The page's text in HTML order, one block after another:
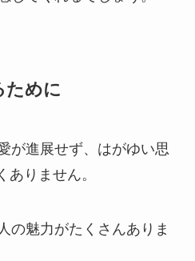
ために
が進展せず、はがゆい思
ありません。
の魅力がたくさんありま